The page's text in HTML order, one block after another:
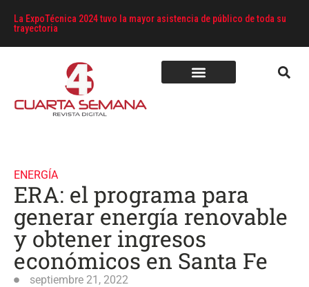
La ExpoTécnica 2024 tuvo la mayor asistencia de público de toda su
trayectoria
ENERGÍA
ERA: el programa para
generar energía renovable
y obtener ingresos
económicos en Santa Fe
septiembre 21, 2022